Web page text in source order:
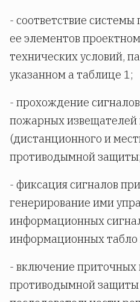
- соответствие
ее элементов
технических условий,
указанном а таблице 1;
- прохождение
пожарных извещателей
(дистанционного и
противодымной защиты;
- фиксация сигналов
генерирование ими
информационных
информационных табло
- включение приточных
противодымной защиты